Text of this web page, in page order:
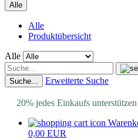
Alle
Alle
Produktübersicht
Alle
Suche... Erweiterte Suche
20% jedes Einkaufs
0,00 EUR